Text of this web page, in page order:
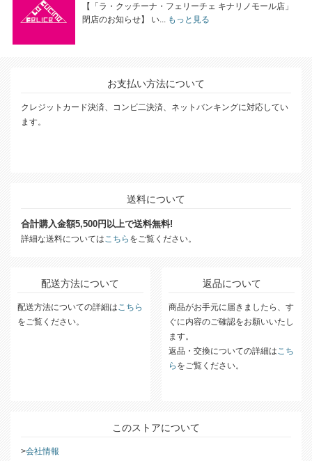
【「ラ・クッチーナ・フェリーチェ キナリノモール店」
閉店のお知らせ】 い...もっと見る
お支払い方法について
クレジットカード決済、コンビ二決済、ネットバンキングに対応してい
ます。
送料について
配送方法について 返品について
商品がお手元に届きましたら、す
ぐに内容のご確認をお願いいたし
ます。